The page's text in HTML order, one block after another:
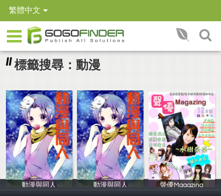
繁體中文
標籤搜尋：動漫
動漫與同人
林韻如、林俞如
動漫與同人
林韻如、林俞如
聲優Magazing
Final Dream